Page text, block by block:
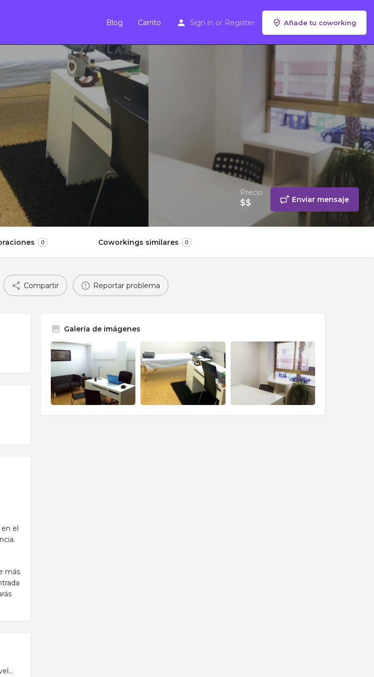
Blog Carrito Sign in or Register Añade tu coworking
Precio
$$ Enviar mensaje
0 Coworkings similares 0
Compartir Reportar problema
el
más
Wifi de alta velocidad
Galería de imágenes